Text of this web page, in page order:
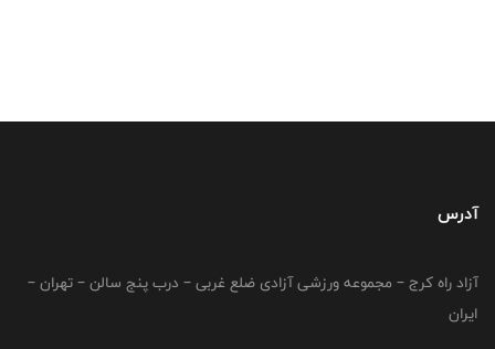
آدرس
آزاد راه کرج – مجموعه ورزشی آزادی ضلع غربی – درب پنج سالن – تهران –
ایران